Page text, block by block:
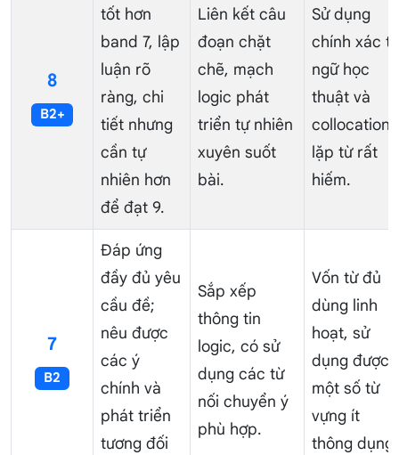
8
B2+
tốt hơn
band 7, lập
luận rõ
ràng, chi
tiết nhưng
cần tự
nhiên hơn
để đạt 9.
Liên kết câu
đoạn chặt
chẽ, mạch
logic phát
triển tự nhiên
xuyên suốt
bài.
Sử dụng
chính xác từ
ngữ học
thuật và
lặp từ rất
hiếm.
7
B2
Đáp ứng
đầy đủ yêu
cầu đề;
nêu được
các ý
chính và
phát triển
tương đối
Sắp xếp
thông tin
logic, có sử
dụng các từ
nối chuyển ý
phù hợp.
Vốn từ đủ
dùng linh
hoạt, sử
dụng được
một số từ
vựng ít
thông dụng.